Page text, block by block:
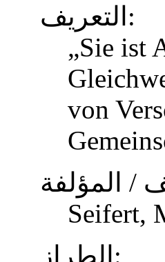
التعريف:
„Sie ist
von
Seifert,
الطراز: